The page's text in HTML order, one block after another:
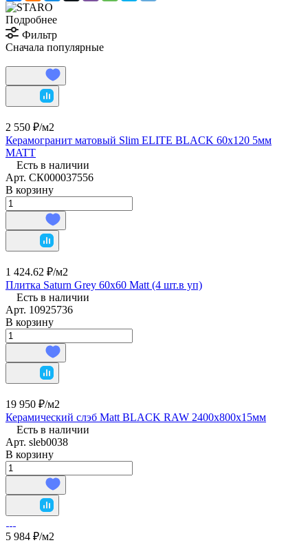
Подробнее
Фильтр
Сначала популярные
2 550 ₽/м2
Керамогранит матовый Slim ELITE BLACK 60х120 5мм
MATT
Есть в наличии
Арт. СК000037556
В корзину
1 424.62 ₽/м2
Плитка Saturn Grey 60x60 Matt (4 шт.в уп)
Есть в наличии
Арт. 10925736
В корзину
19 950 ₽/м2
Керамический слэб Matt BLACK RAW 2400х800х15мм
Есть в наличии
Арт. sleb0038
В корзину
5 984 ₽/м2